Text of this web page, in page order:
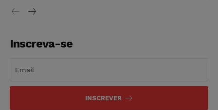
Inscreva-se
INSCREVER